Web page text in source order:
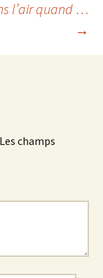
l’air quand …
→
Les champs